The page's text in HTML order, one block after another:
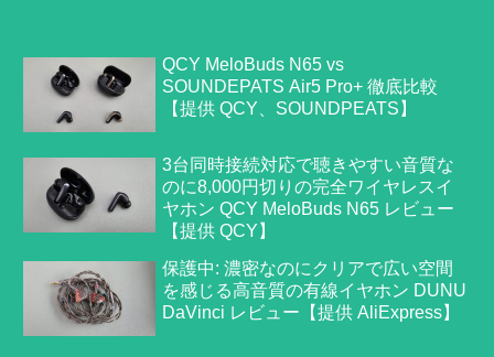
QCY MeloBuds N65 vs
SOUNDEPATS Air5 Pro+ 徹底比較
【提供 QCY、SOUNDPEATS】
3台同時接続対応で聴きやすい音質な
のに8,000円切りの完全ワイヤレスイ
ヤホン QCY MeloBuds N65 レビュー
【提供 QCY】
保護中: 濃密なのにクリアで広い空間
を感じる高音質の有線イヤホン DUNU
DaVinci レビュー【提供 AliExpress】